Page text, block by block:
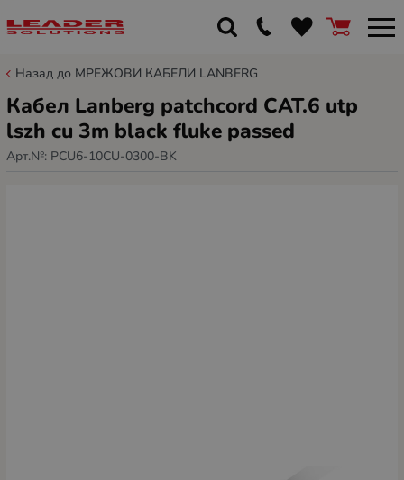
Назад до МРЕЖОВИ КАБЕЛИ LANBERG
Кабел Lanberg patchcord CAT.6 utp
lszh cu 3m black fluke passed
Арт.№: PCU6-10CU-0300-BK